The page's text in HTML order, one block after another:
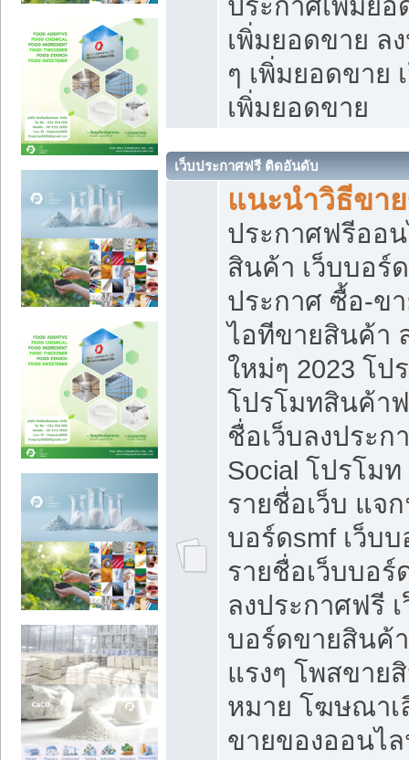
ประกาศเพิ่มย
เพิ่มยอดขาย ล
ๆ เพิ่มยอดขาย
เพิ่มยอดขาย
เว็บประกาศฟรี ติดอันดับ
แนะนำวิธีขา
ประกาศฟรีออ
สินค้า เว็บบอร์
ประกาศ ซื้อ-ข
ไอทีขายสินค้า
ใหม่ๆ 2023 โป
โปรโมทสินค้า
ชื่อเว็บลงประ
Social โปรโม
รายชื่อเว็บ แจ
บอร์ดsmf เว็บ
รายชื่อเว็บบอ
ลงประกาศฟรี
บอร์ดขายสินค้
แรงๆ โพสขาย
หมาย โฆษณาเ
ขายของออนไ